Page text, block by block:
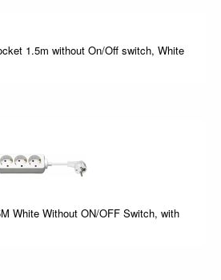
1.5m without On/Off switch, White
White Without ON/OFF Switch, with